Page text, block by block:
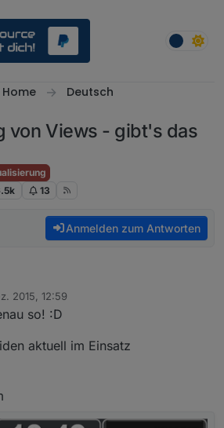
Deutsch
von Views - gibt's das
13
Anmelden zum Antworten
2015, 12:59
so! :D
aktuell im Einsatz